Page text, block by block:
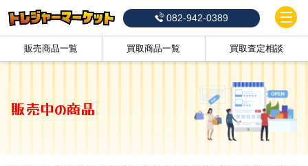
082-942-0389
販売商品一覧 買取商品一覧 買取査定相談
販売中の商品